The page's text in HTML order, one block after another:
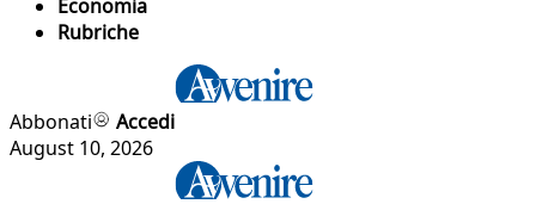
Economia
Rubriche
Abbonati
Accedi
August 10, 2026